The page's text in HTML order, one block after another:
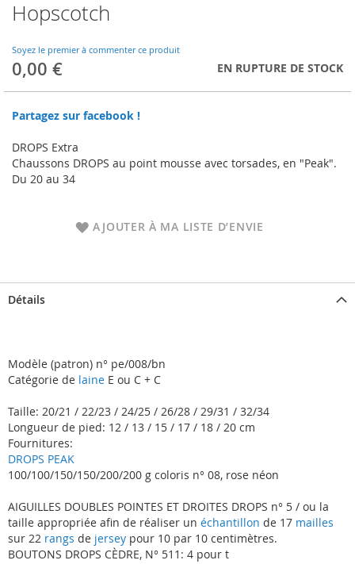
Hopscotch
Soyez le premier à commenter ce produit
0,00 € EN RUPTURE DE STOCK
Partagez sur facebook !
DROPS Extra
Chaussons DROPS au point mousse avec torsades, en "Peak".
Du 20 au 34
AJOUTER À MA LISTE D’ENVIE
Skip
to
beginning
of
the
gallery
Détails
Modèle (patron) n° pe/008/bn
Catégorie de laine E ou C + C
Taille: 20/21 / 22/23 / 24/25 / 26/28 / 29/31 / 32/34
Longueur de pied: 12 / 13 / 15 / 17 / 18 / 20 cm
Fournitures:
DROPS PEAK
100/100/150/150/200/200 g coloris n° 08, rose néon
AIGUILLES DOUBLES POINTES ET DROITES DROPS n° 5 / ou la
taille appropriée afin de réaliser un échantillon de 17 mailles
sur 22 rangs de jersey pour 10 par 10 centimètres.
BOUTONS DROPS CÈDRE, N° 511: 4 pour t